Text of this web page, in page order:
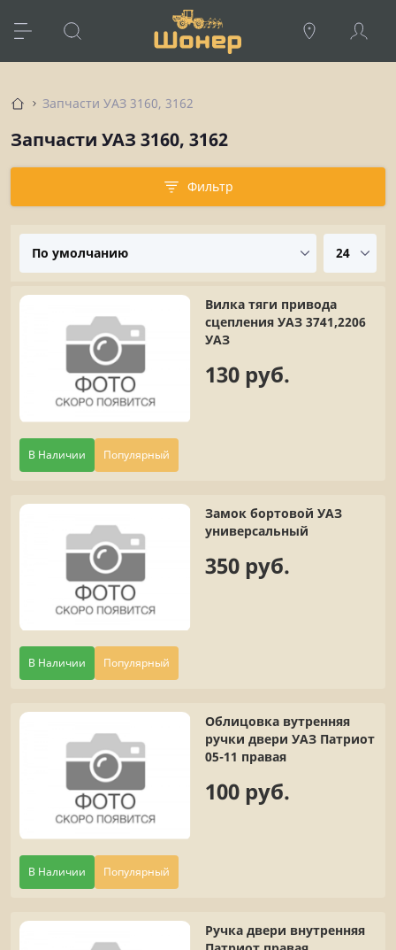
Запчасти УАЗ 3160, 3162
Запчасти УАЗ 3160, 3162
Фильтр
В Наличии Популярный
Вилка тяги привода
сцепления УАЗ 3741,2206
УАЗ
130 руб.
В Наличии Популярный
Замок бортовой УАЗ
универсальный
350 руб.
В Наличии Популярный
Облицовка вутренняя
ручки двери УАЗ Патриот
05-11 правая
100 руб.
Ручка двери внутренняя